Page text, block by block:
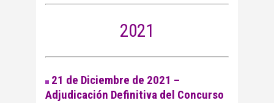
2021
21 de Diciembre de 2021 –
Adjudicación Definitiva del Concurso